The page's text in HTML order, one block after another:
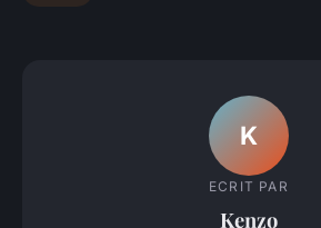
K
ECRIT PAR
Kenzo